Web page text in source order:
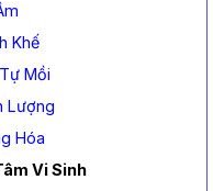
Khế
Mồi
Lượng
Hóa
Vi Sinh